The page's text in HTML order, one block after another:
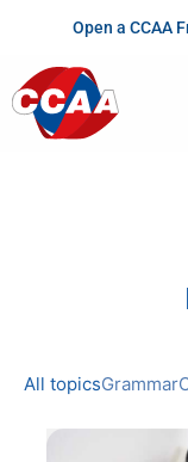
Open a CCAA
All topicsGrammar